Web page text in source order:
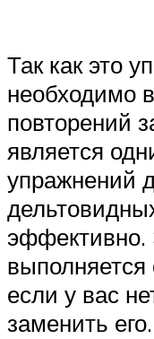
Так как это
необходимо
повторений
является
упражнений
эффективно.
выполняется
если у вас
заменить его.